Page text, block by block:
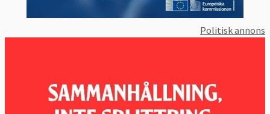
Politisk annons